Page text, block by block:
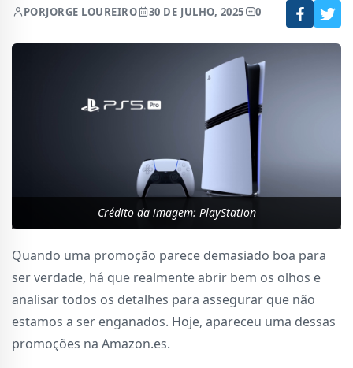
PORJORGE LOUREIRO 30 DE JULHO, 2025 0
Crédito da imagem: PlayStation
Quando uma promoção parece demasiado boa para
ser verdade, há que realmente abrir bem os olhos e
analisar todos os detalhes para assegurar que não
estamos a ser enganados. Hoje, apareceu uma dessas
promoções na Amazon.es.